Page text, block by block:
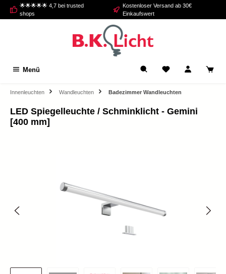
springen
🌟🌟🌟🌟🌟 4,7 bei trusted
shops
Kostenloser Versand ab 30€
Einkaufswert
Menü
Innenleuchten Wandleuchten Badezimmer Wandleuchten
LED Spiegelleuchte / Schminklicht - Gemini
[400 mm]